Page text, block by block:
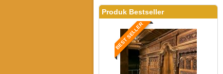
Produk Bestseller
BEST SELLER